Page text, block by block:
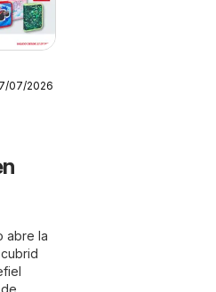
07/2026
abre la